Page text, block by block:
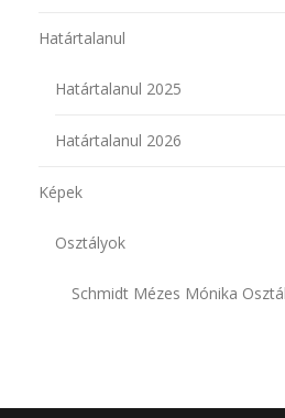
Határtalanul
Határtalanul 2025
Határtalanul 2026
Képek
Osztályok
Schmidt Mézes Mónika